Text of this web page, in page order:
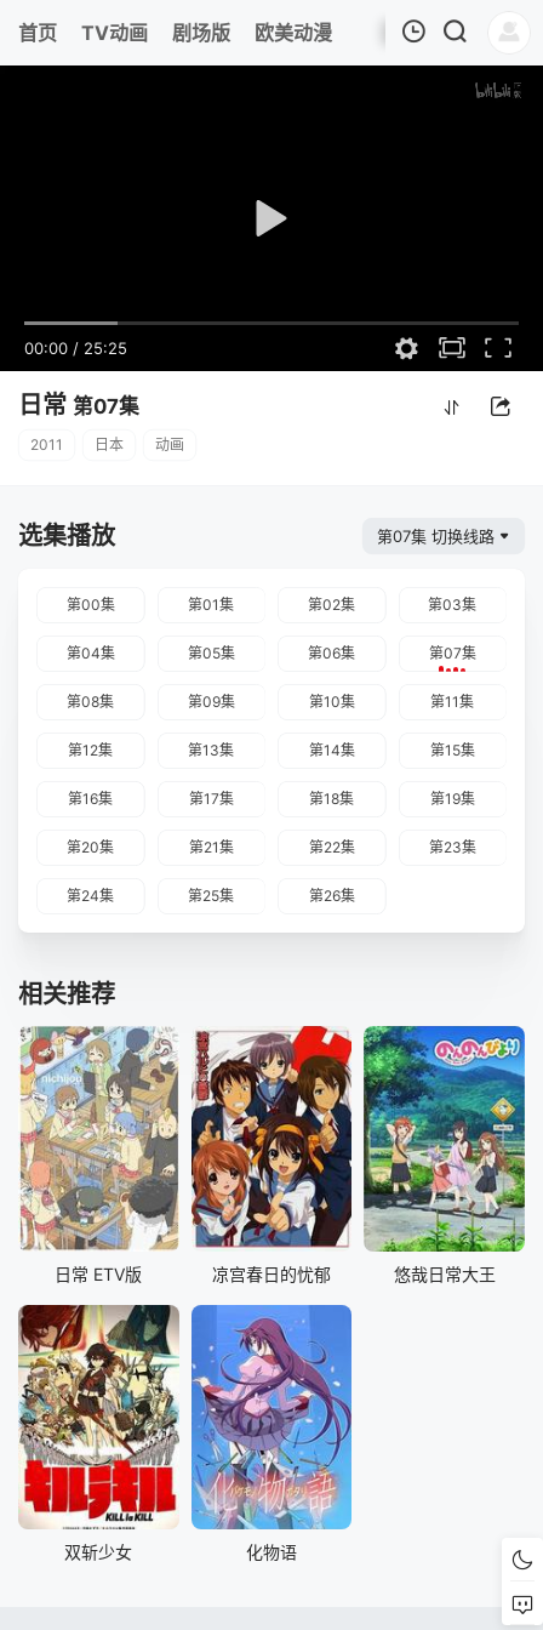
首页 TV动画 剧场版 欧美动漫
00:00 / 25:25
日常 第07集
2011 日本 动画
选集播放 第07集 切换线路
第00集 第01集 第02集 第03集
第04集 第05集 第06集 第07集
第08集 第09集 第10集 第11集
第12集 第13集 第14集 第15集
第16集 第17集 第18集 第19集
第20集 第21集 第22集 第23集
第24集 第25集 第26集
相关推荐
日常 ETV版 凉宫春日的忧郁 悠哉日常大王
双斩少女 化物语